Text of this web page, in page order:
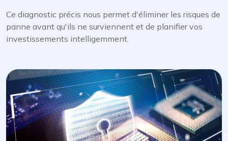
Ce diagnostic précis nous permet d'éliminer les risques de
panne avant qu'ils ne surviennent et de planifier vos
investissements intelligemment.